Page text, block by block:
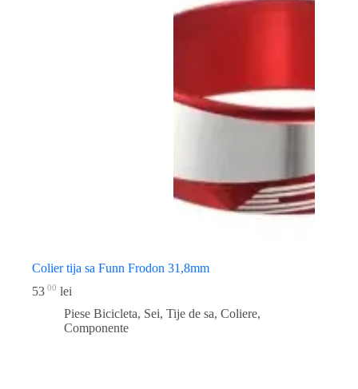
Colier tija sa Funn Frodon 31,8mm
53 00 lei
Piese Bicicleta, Sei, Tije de sa, Coliere,
Componente